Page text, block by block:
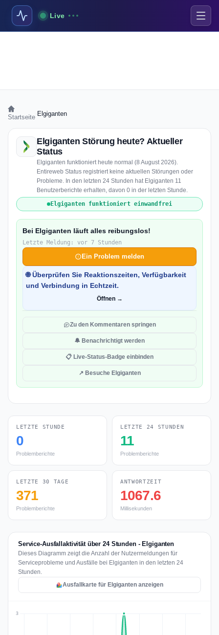
Live
Startseite Elgiganten
Elgiganten Störung heute? Aktueller
Status
Elgiganten funktioniert heute normal (8 August 2026).
Entireweb Status registriert keine aktuellen Störungen oder
Probleme. In den letzten 24 Stunden hat Elgiganten 11
Benutzerberichte erhalten, davon 0 in der letzten Stunde.
Elgiganten funktioniert einwandfrei
Bei Elgiganten läuft alles reibungslos!
Letzte Meldung: vor 7 Stunden
Ein Problem melden
🌐 Überprüfen Sie Reaktionszeiten, Verfügbarkeit
und Verbindung in Echtzeit.
Öffnen →
Zu den Kommentaren springen
🔔 Benachrichtigt werden
📋 Live-Status-Badge einbinden
↗ Besuche Elgiganten
LETZTE STUNDE
0
Problemberichte
LETZTE 24 STUNDEN
11
Problemberichte
LETZTE 30 TAGE
371
Problemberichte
ANTWORTZEIT
1067.6
Millisekunden
Service-Ausfallaktivität über 24 Stunden - Elgiganten
Dieses Diagramm zeigt die Anzahl der Nutzermeldungen für
Serviceprobleme und Ausfälle bei Elgiganten in den letzten 24
Stunden.
Ausfallkarte für Elgiganten anzeigen